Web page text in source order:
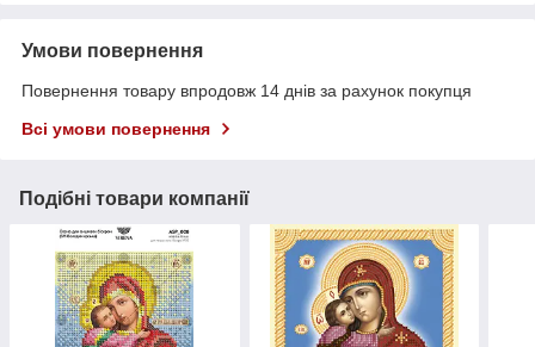
Умови повернення
Повернення товару впродовж 14 днів за рахунок покупця
Всі умови повернення
Подібні товари компанії